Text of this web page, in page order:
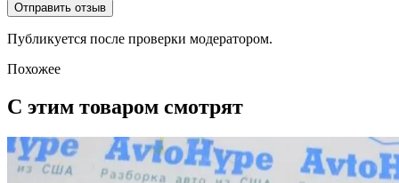
Отправить отзыв
Публикуется после проверки модератором.
Похожее
С этим товаром смотрят